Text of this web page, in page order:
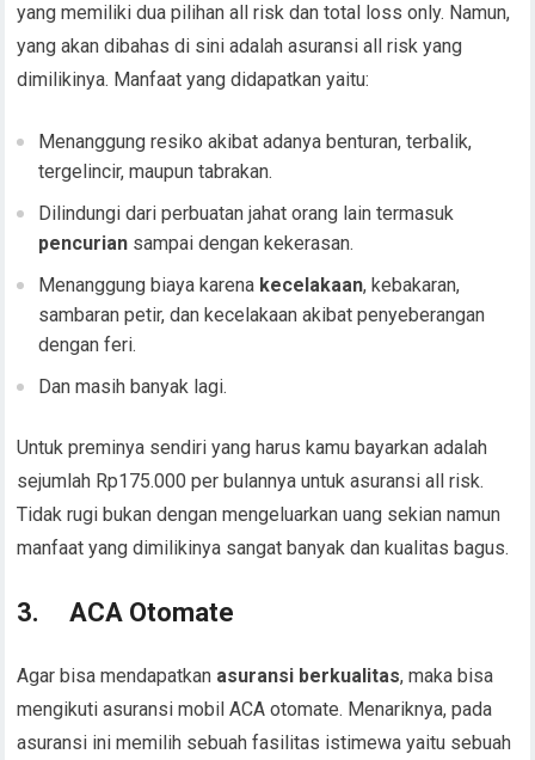
yang memiliki dua pilihan all risk dan total loss only. Namun,
yang akan dibahas di sini adalah asuransi all risk yang
dimilikinya. Manfaat yang didapatkan yaitu:
Menanggung resiko akibat adanya benturan, terbalik,
tergelincir, maupun tabrakan.
Dilindungi dari perbuatan jahat orang lain termasuk
pencurian sampai dengan kekerasan.
Menanggung biaya karena kecelakaan, kebakaran,
sambaran petir, dan kecelakaan akibat penyeberangan
dengan feri.
Dan masih banyak lagi.
Untuk preminya sendiri yang harus kamu bayarkan adalah
sejumlah Rp175.000 per bulannya untuk asuransi all risk.
Tidak rugi bukan dengan mengeluarkan uang sekian namun
manfaat yang dimilikinya sangat banyak dan kualitas bagus.
3.ACA Otomate
Agar bisa mendapatkan asuransi berkualitas, maka bisa
mengikuti asuransi mobil ACA otomate. Menariknya, pada
asuransi ini memilih sebuah fasilitas istimewa yaitu sebuah